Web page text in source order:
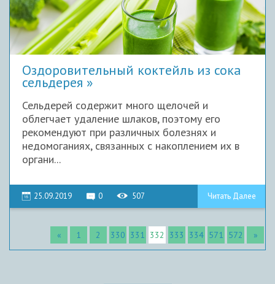
Оздоровительный коктейль из сока
сельдерея
Сельдерей содержит много щелочей и
облегчает удаление шлаков, поэтому его
рекомендуют при различных болезнях и
недомоганиях, связанных с накоплением их в
органи...
25.09.2019 0 507 Читать Далее
« 1 2 330 331 332 333 334 571 572 »